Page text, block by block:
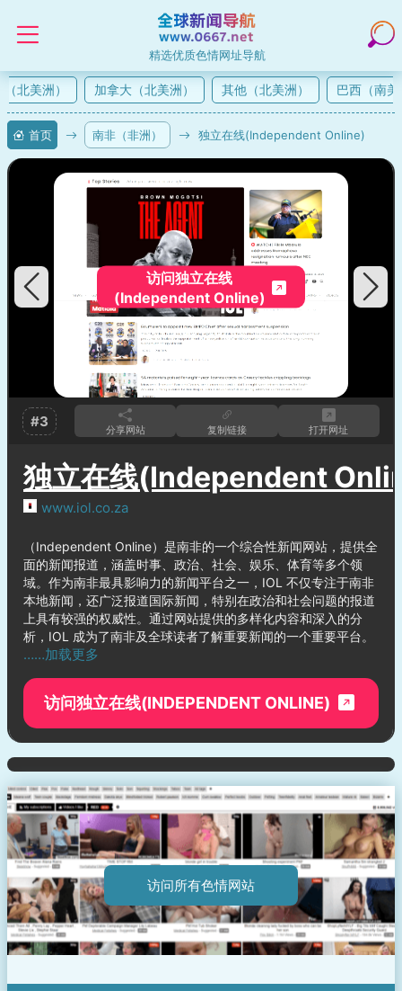
精选优质色情网址导航
北美洲） 加拿大（北美洲） 其他（北美洲） 巴西（南美
首页 南非（非洲） 独立在线(Independent Online)
访问独立在线
(Independent Online)
#3 分享网站 复制链接 打开网址
独立在线(Independent
www.iol.co.za
（Independent Online）是南非的一个综合性新闻网站，提供全
面的新闻报道，涵盖时事、政治、社会、娱乐、体育等多个领
域。作为南非最具影响力的新闻平台之一，IOL 不仅专注于南非
本地新闻，还广泛报道国际新闻，特别在政治和社会问题的报道
上具有较强的权威性。通过网站提供的多样化内容和深入的分
析，IOL 成为了南非及全球读者了解重要新闻的一个重要平台。
……加载更多
访问独立在线(INDEPENDENT ONLINE)
访问所有色情网站